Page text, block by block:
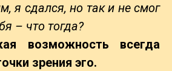
я сдался, но так и не смог
– что тогда?
возможность всегда
зрения эго.